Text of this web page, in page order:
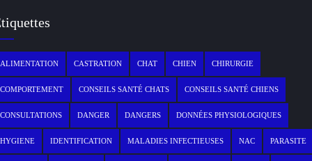
ALIMENTATION CASTRATION CHAT CHIEN CHIRURGIE
COMPORTEMENT CONSEILS SANTÉ CHATS CONSEILS SANTÉ CHIENS
CONSULTATIONS DANGER DANGERS DONNÉES PHYSIOLOGIQUES
HYGIENE IDENTIFICATION MALADIES INFECTIEUSES NAC PARASITE